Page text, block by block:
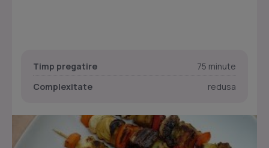
Timp pregatire
75 minute
Complexitate
redusa